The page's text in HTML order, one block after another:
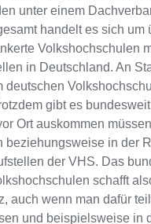
unter einem
handelt es sich um
Volkshochschulen
in Deutschland. An
deutschen
gibt es
Ort auskommen
beziehungsweise in der
der VHS. Das
schafft
auch wenn man dafür
und beispielsweise in